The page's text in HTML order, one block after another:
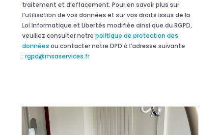
traitement et d’effacement. Pour en savoir plus sur
l’utilisation de vos données et sur vos droits issus de la
Loi Informatique et Libertés modifiée ainsi que du RGPD,
veuillez consulter notre politique de protection des
données ou contacter notre DPD à l’adresse suivante
: rgpd@msaservices.fr